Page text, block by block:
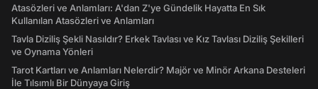
Atasözleri ve Anlamları: A'dan Z'ye Gündelik Hayatta En Sık
Kullanılan Atasözleri ve Anlamları
Tavla Diziliş Şekli Nasıldır? Erkek Tavlası ve Kız Tavlası Diziliş Şekilleri
ve Oynama Yönleri
Tarot Kartları ve Anlamları Nelerdir? Majör ve Minör Arkana Desteleri
İle Tılsımlı Bir Dünyaya Giriş